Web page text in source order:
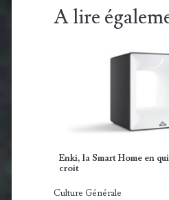
A lire
Enki, la Smart Home en
croit
Culture Générale